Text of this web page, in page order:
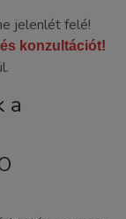
jelenlét felé!
konzultációt!
a